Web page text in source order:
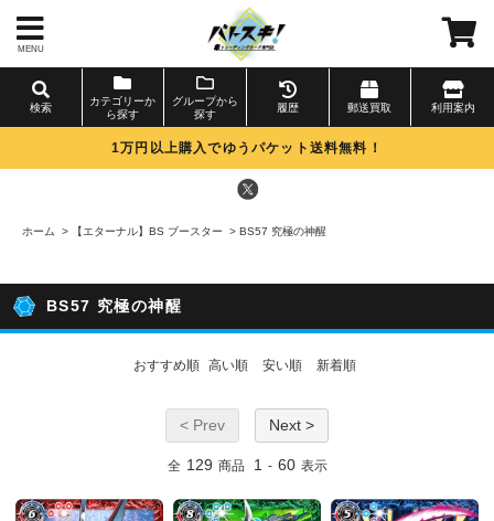
MENU
検索
カテゴリーか
ら探す
グループから
探す
履歴 郵送買取 利用案内
1万円以上購入でゆうパケット送料無料！
ホーム > 【エターナル】BS ブースター > BS57 究極の神醒
BS57 究極の神醒
おすすめ順 高い順 安い順 新着順
< Prev Next >
全 129 商品 1 - 60 表示